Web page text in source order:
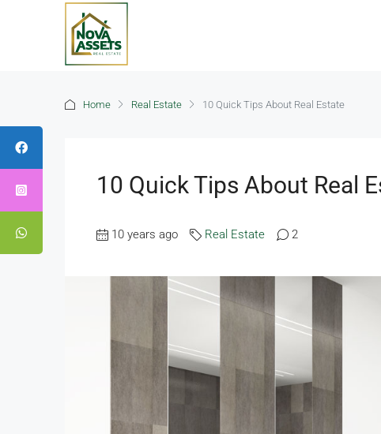
Home Real Estate 10 Quick Tips About Real Estate
10 Quick Tips About Real
10 years ago Real Estate 2